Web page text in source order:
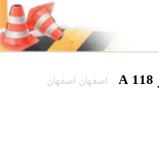
اصفهان اصفهان